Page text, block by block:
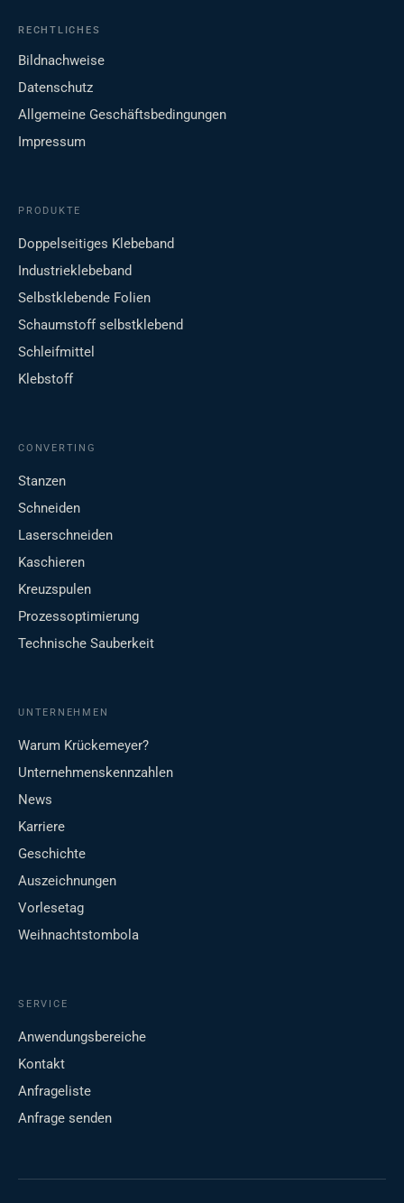
RECHTLICHES
Bildnachweise
Datenschutz
Allgemeine Geschäftsbedingungen
Impressum
PRODUKTE
Doppelseitiges Klebeband
Industrieklebeband
Selbstklebende Folien
Schaumstoff selbstklebend
Schleifmittel
Klebstoff
CONVERTING
Stanzen
Schneiden
Laserschneiden
Kaschieren
Kreuzspulen
Prozessoptimierung
Technische Sauberkeit
UNTERNEHMEN
Warum Krückemeyer?
Unternehmenskennzahlen
News
Karriere
Geschichte
Auszeichnungen
Vorlesetag
Weihnachtstombola
SERVICE
Anwendungsbereiche
Kontakt
Anfrageliste
Anfrage senden